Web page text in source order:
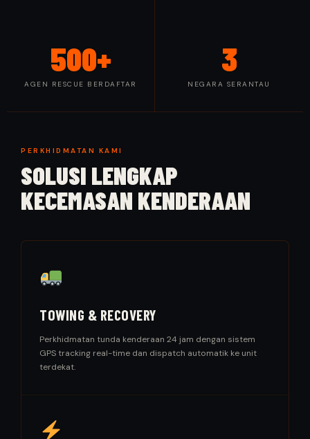
500+
AGEN RESCUE BERDAFTAR
3
NEGARA SERANTAU
PERKHIDMATAN KAMI
SOLUSI LENGKAP
KECEMASAN KENDERAAN
TOWING & RECOVERY
Perkhidmatan tunda kenderaan 24 jam dengan sistem
GPS tracking real-time dan dispatch automatik ke unit
terdekat.